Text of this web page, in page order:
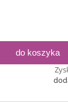
do koszyka